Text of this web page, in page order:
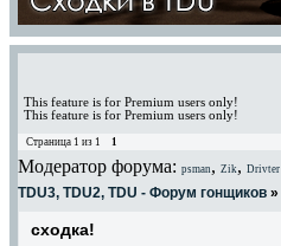
This feature is for Premium users only!
This feature is for Premium users only!
Страница 1 из 1 1
Модератор форума: psman, Zik, Drivter
TDU3, TDU2, TDU - Форум гонщиков »
сходка!